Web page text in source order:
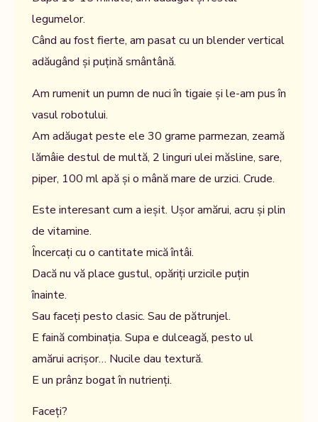
legumelor.
Când au fost fierte, am pasat cu un blender vertical
adăugând și puțină smântână.
Am rumenit un pumn de nuci în tigaie și le-am pus în
vasul robotului.
Am adăugat peste ele 30 grame parmezan, zeamă
lămâie destul de multă, 2 linguri ulei măsline, sare,
piper, 100 ml apă și o mână mare de urzici. Crude.
Este interesant cum a ieșit. Ușor amărui, acru și plin
de vitamine.
Încercați cu o cantitate mică întâi.
Dacă nu vă place gustul, opăriți urzicile puțin
înainte.
Sau faceți pesto clasic. Sau de pătrunjel.
E faină combinația. Supa e dulceagă, pesto ul
amărui acrișor… Nucile dau textură.
E un prânz bogat în nutrienți.
Faceți?